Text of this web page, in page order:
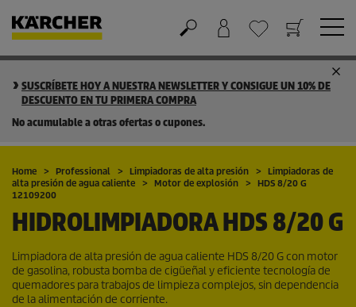
SUSCRÍBETE HOY A NUESTRA NEWSLETTER Y CONSIGUE UN 10% DE
DESCUENTO EN TU PRIMERA COMPRA
No acumulable a otras ofertas o cupones.
Home Professional Limpiadoras de alta presión
Limpiadoras de
alta presión de agua caliente
Motor de explosión
HDS 8/20 G
12109200
HIDROLIMPIADORAHDS 8/20 G
Limpiadora de alta presión de agua caliente HDS 8/20 G con motor
de gasolina, robusta bomba de cigüeñal y eficiente tecnología de
quemadores para trabajos de limpieza complejos, sin dependencia
de la alimentación de corriente.